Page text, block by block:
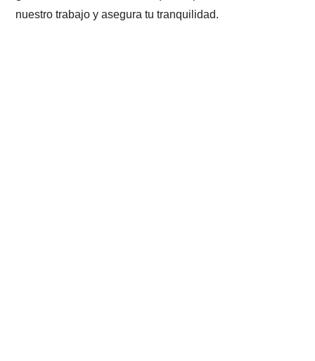
nuestro trabajo y asegura tu tranquilidad.